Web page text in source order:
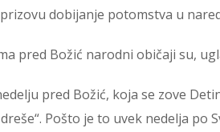
dobijanje potomstva u
pred Božić narodni običaji su,
pred Božić, koja se zove
Pošto je to uvek nedelja